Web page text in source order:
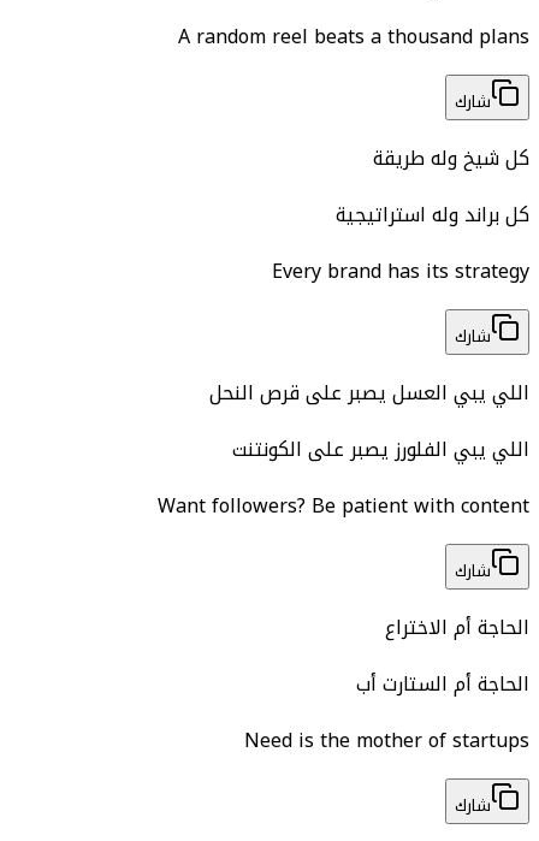
A random reel beats a thousand plans
شارك
كل شيخ وله طريقة
كل براند وله استراتيجية
Every brand has its strategy
شارك
اللي يبي العسل يصبر على قرص النحل
اللي يبي الفلورز يصبر على الكونتنت
Want followers? Be patient with content
شارك
الحاجة أم الاختراع
الحاجة أم الستارت أب
Need is the mother of startups
شارك